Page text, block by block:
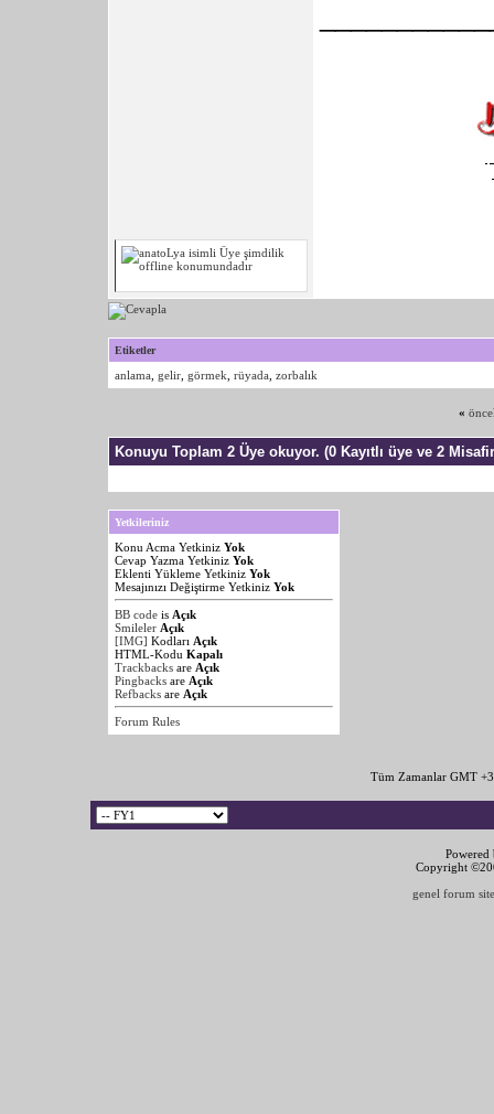
Etiketler
anlama gelir görmek rüyada zorbalık
«
Konuyu Toplam 2 Üye okuyor. (0 Kayıtlı üye ve 2
Yetkileriniz
Konu Acma Yetkiniz Yok
Cevap Yazma Yetkiniz Yok
Eklenti Yükleme Yetkiniz Yok
Mesajınızı Değiştirme Yetkiniz Yok
BB code is Açık
Smileler Açık
[IMG] Kodları Açık
HTML-Kodu Kapalı
Trackbacks are Açık
Pingbacks are Açık
Refbacks are Açık
Forum Rules
Tüm Zamanlar GMT
Copyright
genel forum